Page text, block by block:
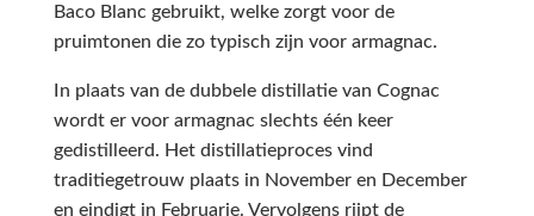
Baco Blanc gebruikt, welke zorgt voor de
pruimtonen die zo typisch zijn voor armagnac.
In plaats van de dubbele distillatie van Cognac
wordt er voor armagnac slechts één keer
gedistilleerd. Het distillatieproces vind
traditiegetrouw plaats in November en December
en eindigt in Februarie. Vervolgens rijpt de